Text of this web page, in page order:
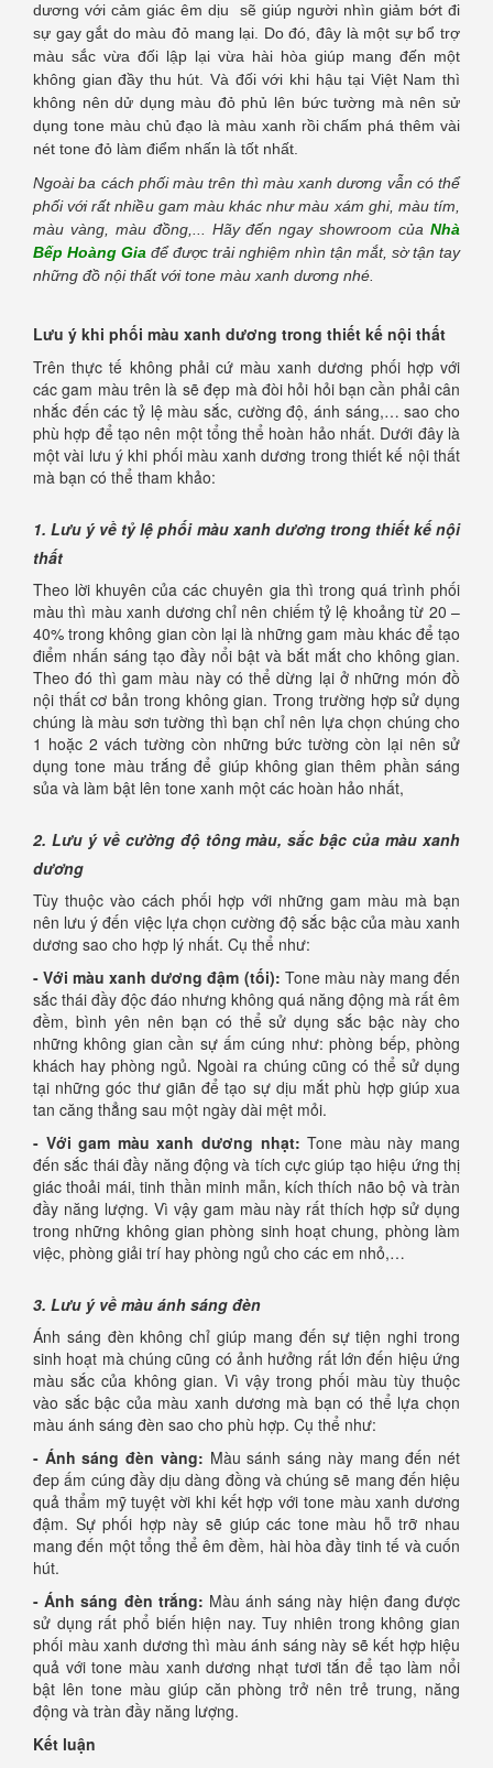
dương với cảm giác êm dịu sẽ giúp người nhìn giảm bớt đi
sự gay gắt do màu đỏ mang lại. Do đó, đây là một sự bổ trợ
màu sắc vừa đối lập lại vừa hài hòa giúp mang đến một
không gian đầy thu hút. Và đối với khi hậu tại Việt Nam thì
không nên dử dụng màu đỏ phủ lên bức tường mà nên sử
dụng tone màu chủ đạo là màu xanh rồi chấm phá thêm vài
nét tone đỏ làm điểm nhấn là tốt nhất.
Ngoài ba cách phối màu trên thì màu xanh dương vẫn có thể
phối với rất nhiều gam màu khác như màu xám ghi, màu tím,
màu vàng, màu đồng,... Hãy đến ngay showroom của Nhà
Bếp Hoàng Gia để được trải nghiệm nhìn tận mắt, sờ tận tay
những đồ nội thất với tone màu xanh dương nhé.
Lưu ý khi phối màu xanh dương trong thiết kế nội thất
Trên thực tế không phải cứ màu xanh dương phối hợp với
các gam màu trên là sẽ đẹp mà đòi hỏi hỏi bạn cần phải cân
nhắc đến các tỷ lệ màu sắc, cường độ, ánh sáng,… sao cho
phù hợp để tạo nên một tổng thể hoàn hảo nhất. Dưới đây là
một vài lưu ý khi phối màu xanh dương trong thiết kế nội thất
mà bạn có thể tham khảo:
1. Lưu ý về tỷ lệ phối màu xanh dương trong thiết kế nội
thất
Theo lời khuyên của các chuyên gia thì trong quá trình phối
màu thì màu xanh dương chỉ nên chiếm tỷ lệ khoảng từ 20 –
40% trong không gian còn lại là những gam màu khác để tạo
điểm nhấn sáng tạo đầy nổi bật và bắt mắt cho không gian.
Theo đó thì gam màu này có thể dừng lại ở những món đồ
nội thất cơ bản trong không gian. Trong trường hợp sử dụng
chúng là màu sơn tường thì bạn chỉ nên lựa chọn chúng cho
1 hoặc 2 vách tường còn những bức tường còn lại nên sử
dụng tone màu trắng để giúp không gian thêm phần sáng
sủa và làm bật lên tone xanh một các hoàn hảo nhất,
2. Lưu ý về cường độ tông màu, sắc bậc của màu xanh
dương
Tùy thuộc vào cách phối hợp với những gam màu mà bạn
nên lưu ý đến việc lựa chọn cường độ sắc bậc của màu xanh
dương sao cho hợp lý nhất. Cụ thể như:
- Với màu xanh dương đậm (tối): Tone màu này mang đến
sắc thái đầy độc đáo nhưng không quá năng động mà rất êm
đềm, bình yên nên bạn có thể sử dụng sắc bậc này cho
những không gian cần sự ấm cúng như: phòng bếp, phòng
khách hay phòng ngủ. Ngoài ra chúng cũng có thể sử dụng
tại những góc thư giãn để tạo sự dịu mắt phù hợp giúp xua
tan căng thẳng sau một ngày dài mệt mỏi.
- Với gam màu xanh dương nhạt:Tone màu này mang
đến sắc thái đầy năng động và tích cực giúp tạo hiệu ứng thị
giác thoải mái, tinh thần minh mẫn, kích thích não bộ và tràn
đầy năng lượng. Vì vậy gam màu này rất thích hợp sử dụng
trong những không gian phòng sinh hoạt chung, phòng làm
việc, phòng giải trí hay phòng ngủ cho các em nhỏ,…
3. Lưu ý về màu ánh sáng đèn
Ánh sáng đèn không chỉ giúp mang đến sự tiện nghi trong
sinh hoạt mà chúng cũng có ảnh hưởng rất lớn đến hiệu ứng
màu sắc của không gian. Vì vậy trong phối màu tùy thuộc
vào sắc bậc của màu xanh dương mà bạn có thể lựa chọn
màu ánh sáng đèn sao cho phù hợp. Cụ thể như:
- Ánh sáng đèn vàng: Màu sánh sáng này mang đến nét
đep ấm cúng đầy dịu dàng đồng và chúng sẽ mang đến hiệu
quả thẩm mỹ tuyệt vời khi kết hợp với tone màu xanh dương
đậm. Sự phối hợp này sẽ giúp các tone màu hỗ trỡ nhau
mang đến một tổng thể êm đềm, hài hòa đầy tinh tế và cuốn
hút.
- Ánh sáng đèn trắng: Màu ánh sáng này hiện đang được
sử dụng rất phổ biến hiện nay. Tuy nhiên trong không gian
phối màu xanh dương thì màu ánh sáng này sẽ kết hợp hiệu
quả với tone màu xanh dương nhạt tươi tắn để tạo làm nổi
bật lên tone màu giúp căn phòng trở nên trẻ trung, năng
động và tràn đầy năng lượng.
Kết luận